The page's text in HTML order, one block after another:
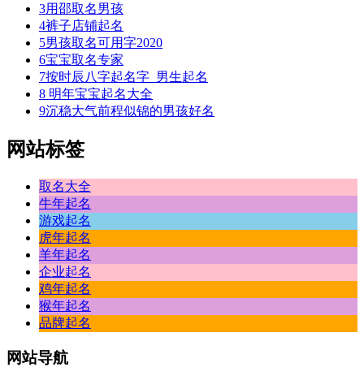
3用邵取名男孩
4裤子店铺起名
5男孩取名可用字2020
6宝宝取名专家
7按时辰八字起名字_男生起名
8 明年宝宝起名大全
9沉稳大气前程似锦的男孩好名
网站标签
取名大全
牛年起名
游戏起名
虎年起名
羊年起名
企业起名
鸡年起名
猴年起名
品牌起名
网站导航